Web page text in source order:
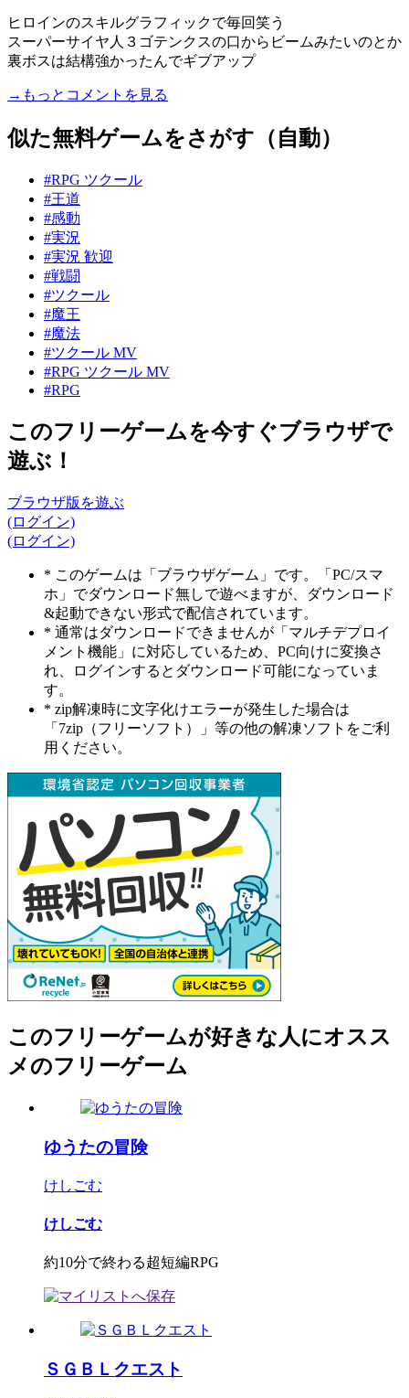
ヒロインのスキルグラフィックで毎回笑う
スーパーサイヤ人３ゴテンクスの口からビームみたいのとか
裏ボスは結構強かったんでギブアップ
→もっとコメントを見る
似た無料ゲームをさがす（自動）
#RPG ツクール
#王道
#感動
#実況
#実況 歓迎
#戦闘
#ツクール
#魔王
#魔法
#ツクール MV
#RPG ツクール MV
#RPG
このフリーゲームを今すぐブラウザで
遊ぶ！
ブラウザ版を遊ぶ
(ログイン)
(ログイン)
* このゲームは「ブラウザゲーム」です。「PC/スマ
ホ」でダウンロード無しで遊べますが、ダウンロード
&起動できない形式で配信されています。
* 通常はダウンロードできませんが「マルチデプロイ
メント機能」に対応しているため、PC向けに変換さ
れ、ログインするとダウンロード可能になっていま
す。
* zip解凍時に文字化けエラーが発生した場合は
「7zip（フリーソフト）」等の他の解凍ソフトをご利
用ください。
このフリーゲームが好きな人にオスス
メのフリーゲーム
ゆうたの冒険
けしごむ
けしごむ
約10分で終わる超短編RPG
ＳＧＢＬクエスト